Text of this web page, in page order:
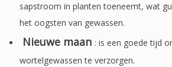
sapstroom in planten toeneemt, wat
het oogsten van gewassen.
Nieuwe maan : is een goede tijd
wortelgewassen te verzorgen.